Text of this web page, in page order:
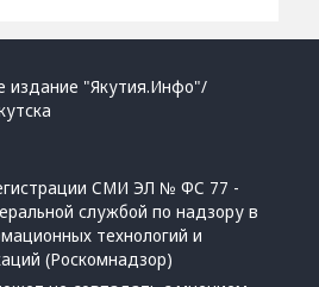
издание "Якутия.Инфо"/
СМИ ЭЛ № ФС 77 -
службой по надзору в
технологий и
(Роскомнадзор)